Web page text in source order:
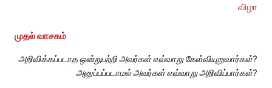
விழா
முதல் வாசகம்
அறிவிக்கப்படாத ஒன்றுபற்றி அவர்கள் எவ்வாறு கேள்வியுறுவார்கள்?
அனுப்பப்படாமல் அவர்கள் எவ்வாறு அறிவிப்பார்கள்?